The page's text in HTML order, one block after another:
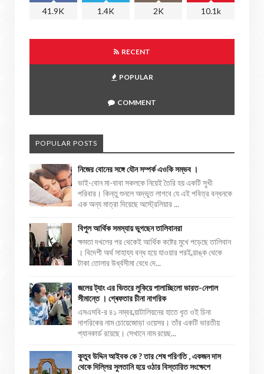
41.9K 1.4K 2K 10.1k
RECENT
POPULAR
COMMENT
POPULAR POSTS
নিজের বোনের সঙ্গে যৌন সম্পর্ক এওকি সম্ভব ।
ভাই-বোন মা-বাবা সকলকে নিয়েই তৈরি হয় একটি সুখী
পরিবার। কিন্তু শুনলে অদ্ভুত লাগবে যে এই পবিত্র বন্ধনকে
এক অন্য মাত্রা দিয়েছে অস্ট্রেলিয়ার ...
বিপুল আর্থিক সমস্যায় ভুগছেন তালিবানরা
ক্ষমতা দখলের পর থেকেই আর্থিক কষ্টের মুখে পড়েছে তালিবান
। বিদেশী অর্থ সাহায্য বন্ধ হয়ে যাওয়ার পরই ব্য়াঙ্ক থেকে
টাকা তোলার উর্ধ্বসীমা বেধে দে...
জলের ট্যাং এর ভিতরে লুকিয়ে পালাচ্ছিলো ভারত-নেপাল
সীমান্তে । গ্ৰেফতার চীনা নাগরিক
এসএসবি-র ৪১ নম্বর ব্য়াটালিয়নের হাতে ধৃত ওই চিনা
নাগরিকের নাম চোয়েজোড়া ওয়েসর। তাঁর একটি ভারতীয়
প্যানকার্ড রয়েছে। সেখানে নাম রয়েছ...
কুতুব উদ্দিন আইবক কে ? তার শেষ পরিণতি , একজন দাস
থেকে দিল্লির সুলতানি হয়ে ওঠার বিস্তারিত সংক্ষেপে